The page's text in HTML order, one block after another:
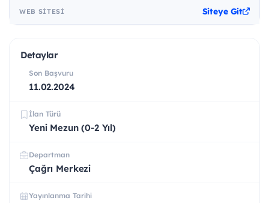
WEB SITESI Siteye Git
Detaylar
Son Başvuru
11.02.2024
İlan Türü
Yeni Mezun (0-2 Yıl)
Departman
Çağrı Merkezi
Yayınlanma Tarihi